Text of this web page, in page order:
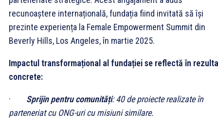
recunoaștere internațională, fundația fiind invitată să își
prezinte experiența la Female Empowerment Summit din
Beverly Hills, Los Angeles, în martie 2025.
Impactul transformațional al fundației se reflectă în
concrete:
· Sprijin pentru comunități: 40 de proiecte realizate în
parteneriat cu ONG-uri cu misiuni similare.